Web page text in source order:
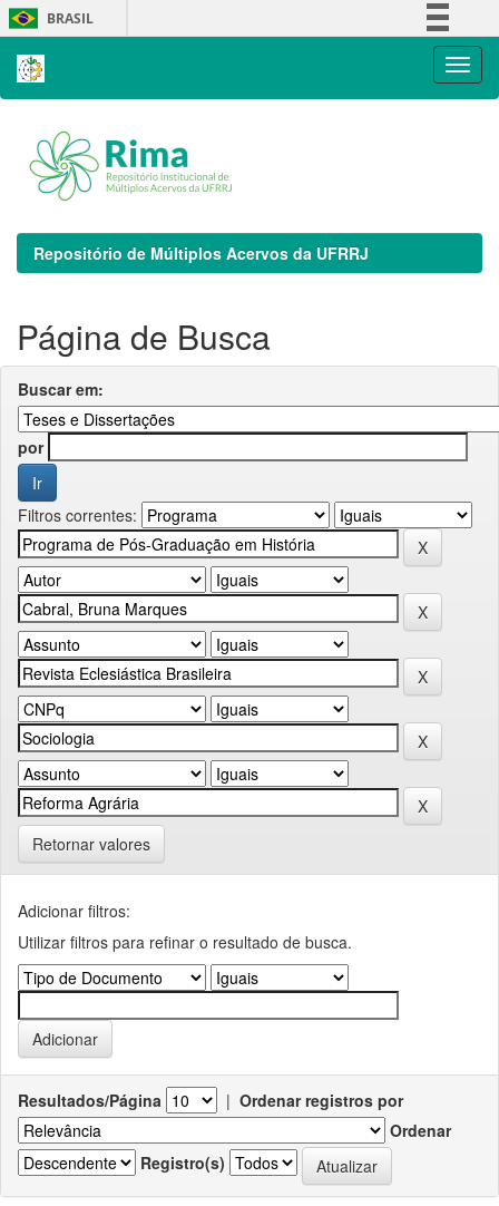
Skip
navigation
BRASIL
Repositório de Múltiplos Acervos da UFRRJ
Página de Busca
Buscar em:
por
Filtros correntes:
Retornar valores
Adicionar filtros:
Utilizar filtros para refinar o resultado de busca.
Resultados/Página | Ordenar registros por
Ordenar
Registro(s)